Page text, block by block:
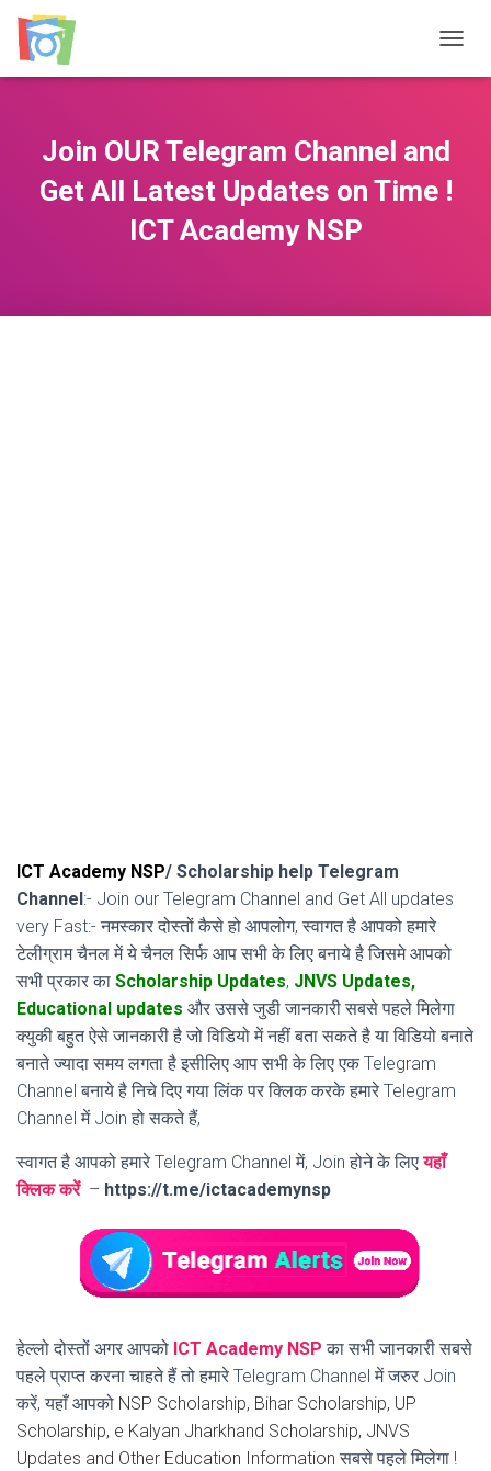
Join OUR Telegram Channel and
Get All Latest Updates on Time !
ICT Academy NSP
ICT Academy NSP/ Scholarship help Telegram
Channel:- Join our Telegram Channel and Get All updates
very Fast:- नमस्कार दोस्तों कैसे हो आपलोग, स्वागत है आपको हमारे
टेलीग्राम चैनल में ये चैनल सिर्फ आप सभी के लिए बनाये है जिसमे आपको
सभी प्रकार का Scholarship Updates, JNVS Updates,
Educational updates और उससे जुडी जानकारी सबसे पहले मिलेगा
क्युकी बहुत ऐसे जानकारी है जो विडियो में नहीं बता सकते है या विडियो बनाते
बनाते ज्यादा समय लगता है इसीलिए आप सभी के लिए एक Telegram
Channel बनाये है निचे दिए गया लिंक पर क्लिक करके हमारे Telegram
Channel में Join हो सकते हैं,
स्वागत है आपको हमारे Telegram Channel में, Join होने के लिएयहाँ
क्लिक करें– https://t.me/ictacademynsp
हेल्लो दोस्तों अगर आपको ICT Academy NSP का सभी जानकारी सबसे
पहले प्राप्त करना चाहते हैं तो हमारे Telegram Channel में जरुर Join
करें, यहाँ आपको NSP Scholarship, Bihar Scholarship, UP
Scholarship, e Kalyan Jharkhand Scholarship, JNVS
Updates and Other Education Information सबसे पहले मिलेगा !